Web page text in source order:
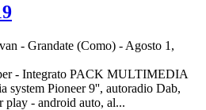
- Grandate (Como) - Agosto 1,
- Integrato PACK MULTIMEDIA
system Pioneer 9'', autoradio Dab,
play - android auto, al...